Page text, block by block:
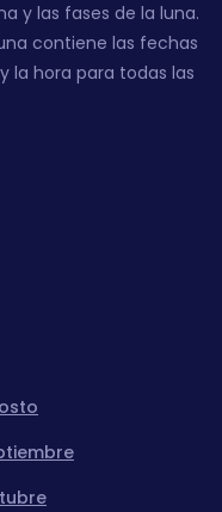
y las fases de la luna.
contiene las fechas
la hora para todas las